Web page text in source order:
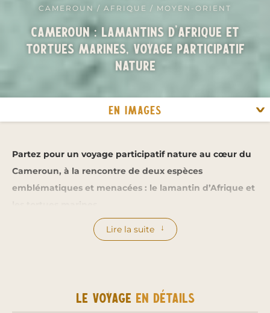
CAMEROUN / AFRIQUE / MOYEN-ORIENT
Cameroun : lamantins d’Afrique et
tortues marines, voyage participatif
nature
En images
Partez pour un voyage participatif nature au cœur du
Cameroun, à la rencontre de deux espèces
emblématiques et menacées : le lamantin d’Afrique et
Entre le lac Ossa, vaste étendue d’eau douce bordée
dans des écosystèmes d’une richesse exceptionnelle.
Lire la suite
Le voyage en détails